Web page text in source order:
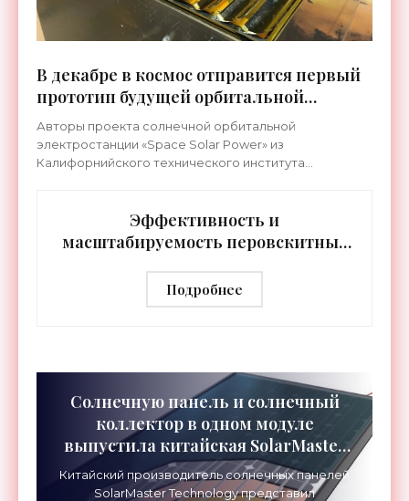
В декабре в космос отправится первый
прототип будущей орбитальной
электростанции - «Космос»
Авторы проекта солнечной орбитальной
электростанции «Space Solar Power» из
Калифорнийского технического института
Эффективность и
масштабируемость перовскитных
счет квантовых точек - «Новости
Электроники»
Подробнее
Солнечную панель и солнечный
коллектор в одном модуле
выпустила китайская SolarMaster
Technology - «Новости
Электроники»
Китайский производитель солнечных панелей
SolarMaster Technology представил